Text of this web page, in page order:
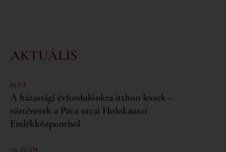
AKTUÁLIS
KULT
A házassági évfordulónkra itthon leszek –
történetek a Páva utcai Holokauszt
Emlékközpontból
116. SZÁM